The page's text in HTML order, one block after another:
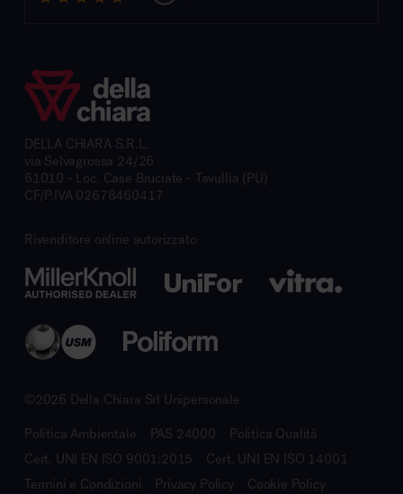
DELLA CHIARA S.R.L.
via Selvagrossa 24/26
61010 - Loc. Case Bruciate - Tavullia (PU)
CF/P.IVA 02678460417
Rivenditore online autorizzato
©2026 Della Chiara Srl Unipersonale
Politica Ambientale PAS 24000
Politica Qualità
Cert. UNI EN ISO 9001:2015
Cert. UNI EN ISO 14001
Termini e Condizioni
Privacy Policy Cookie Policy